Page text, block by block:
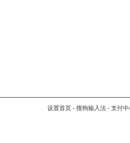
设置首页 - 搜狗输入法 - 支付